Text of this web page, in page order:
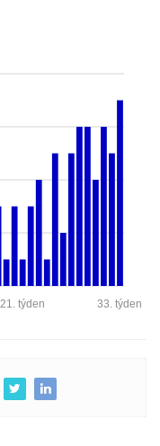
33. týden
21. týden